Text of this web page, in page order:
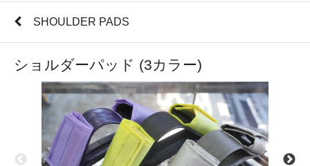
SHOULDER PADS
ショルダーパッド (3カラー)